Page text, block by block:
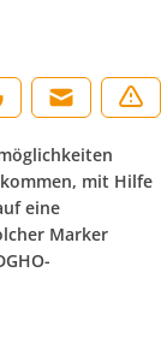
mit Hilfe
eine
Marker